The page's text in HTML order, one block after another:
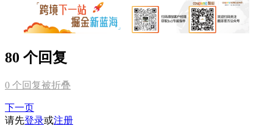
80 个回复
0 个回复被折叠
下一页
请先登录或注册